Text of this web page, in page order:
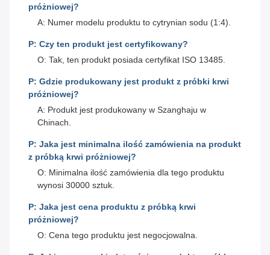
próżniowej?
A: Numer modelu produktu to cytrynian sodu (1:4).
P: Czy ten produkt jest certyfikowany?
O: Tak, ten produkt posiada certyfikat ISO 13485.
P: Gdzie produkowany jest produkt z próbki krwi
próżniowej?
A: Produkt jest produkowany w Szanghaju w
Chinach.
P: Jaka jest minimalna ilość zamówienia na produkt
z próbką krwi próżniowej?
O: Minimalna ilość zamówienia dla tego produktu
wynosi 30000 sztuk.
P: Jaka jest cena produktu z próbką krwi
próżniowej?
O: Cena tego produktu jest negocjowalna.